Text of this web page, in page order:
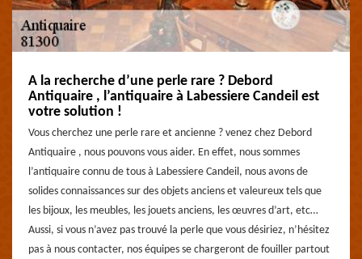
A la recherche d’une perle rare ? Debord
Antiquaire , l’antiquaire à Labessiere Candeil est
votre solution !
Vous cherchez une perle rare et ancienne ? venez chez Debord
Antiquaire , nous pouvons vous aider. En effet, nous sommes
l’antiquaire connu de tous à Labessiere Candeil, nous avons de
solides connaissances sur des objets anciens et valeureux tels que
les bijoux, les meubles, les jouets anciens, les œuvres d’art, etc…
Aussi, si vous n’avez pas trouvé la perle que vous désiriez, n’hésitez
pas à nous contacter, nos équipes se chargeront de fouiller partout